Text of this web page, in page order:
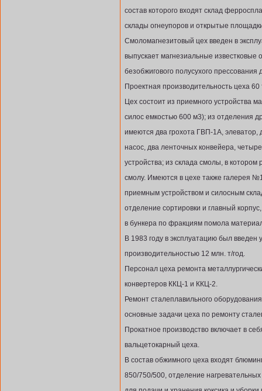
состав которого входят склад
склады огнеупоров и открытые
Смоломагнезитовый цех введен в
выпускает магнезиальные
безобжигового полусухого
Проектная производительность цеха 60
Цех состоит из приемного устройства
силос емкостью 600 м3); из отделения
имеются два грохота ГВП-1А, элеватор,
насос, два ленточных конвейера,
устройства; из склада смолы, в
смолу. Имеются в цехе также галерея
приемным устройством и силосным
отделение сортировки и главный
в бункера по фракциям помола
В 1983 году в эксплуатацию был введен
производительностью 12 млн. т/год.
Персонал цеха ремонта
конвертеров ККЦ-1 и ККЦ-2.
Ремонт сталеплавильного
основные задачи цеха по ремонту
Прокатное производство включает в
вальцетокарный цеха.
В состав обжимного цеха входят
850/750/500, отделение